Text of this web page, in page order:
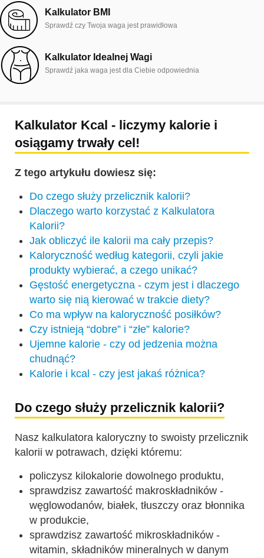
Kalkulator BMI
Sprawdź czy Twoja waga jest prawidłowa
Kalkulator Idealnej Wagi
Sprawdź jaka waga jest dla Ciebie odpowiednia
Kalkulator Kcal - liczymy kalorie i
osiągamy trwały cel!
Z tego artykułu dowiesz się:
Do czego służy przelicznik kalorii?
Dlaczego warto korzystać z Kalkulatora
Kalorii?
Jak obliczyć ile kalorii ma cały przepis?
Kaloryczność według kategorii, czyli jakie
produkty wybierać, a czego unikać?
Gęstość energetyczna - czym jest i dlaczego
warto się nią kierować w trakcie diety?
Co ma wpływ na kaloryczność posiłków?
Czy istnieją “dobre” i “złe” kalorie?
Ujemne kalorie - czy od jedzenia można
chudnąć?
Kalorie i kcal - czy jest jakaś różnica?
Do czego służy przelicznik kalorii?
Nasz kalkulatora kaloryczny to swoisty przelicznik
kalorii w potrawach, dzięki któremu:
policzysz kilokalorie dowolnego produktu,
sprawdzisz zawartość makroskładników -
węglowodanów, białek, tłuszczy oraz błonnika
w produkcie,
sprawdzisz zawartość mikroskładników -
witamin, składników mineralnych w danym